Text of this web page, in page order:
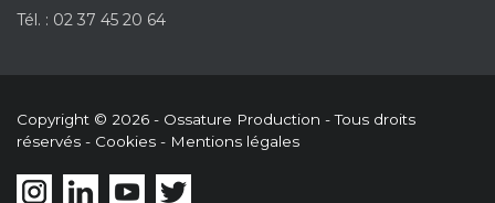
Tél. : 02 37 45 20 64
Copyright © 2026 - Ossature Production - Tous droits
réservés - Cookies - Mentions légales